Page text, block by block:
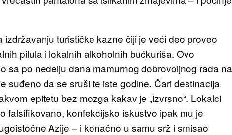
turističke kazne čiji je veći deo proveo
pilula i lokalnih alkoholnih bućkuriša. Ovo
sa po nedelju dana mamurnog dobrovoljnog rada na
suđeno da se sruši te iste godine. Čari destinacija
epitetu bez mozga kakav je „izvrsno“. Lokalci
falsifikovano, konfekcijsko iskustvo ipak mu je
Azije – i konačno u samu srž i smisao